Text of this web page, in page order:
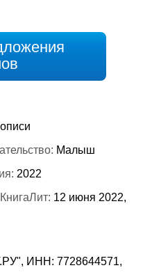
Малыш
2022
12 июня 2022,
ИНН: 7728644571,